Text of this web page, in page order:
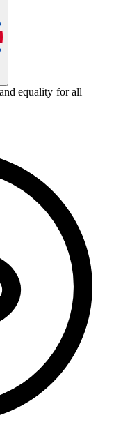
equality for all